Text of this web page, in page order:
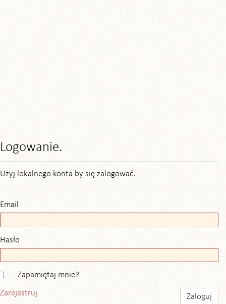
Logowanie.
Użyj lokalnego konta by się zalogować.
Email
Hasło
Zapamiętaj mnie?
Zarejestruj